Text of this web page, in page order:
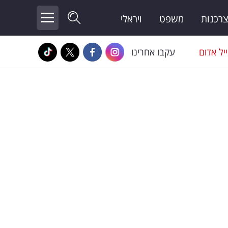
משפט ויראלי
אדום עקבו אחרינו